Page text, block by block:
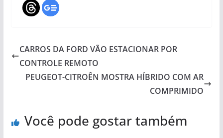
CARROS DA FORD VÃO ESTACIONAR POR
CONTROLE REMOTO
PEUGEOT-CITROÊN MOSTRA HÍBRIDO COM AR
COMPRIMIDO
Você pode gostar também